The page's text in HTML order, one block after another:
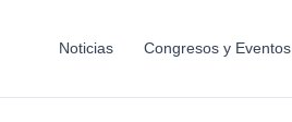
Noticias Congresos y Eventos